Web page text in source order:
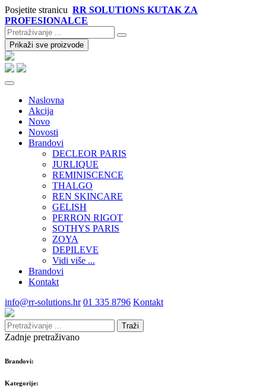
Posjetite stranicu RR SOLUTIONS KUTAK ZA
PROFESIONALCE
Prikaži sve proizvode
Naslovna
Akcija
Novo
Novosti
Brandovi
DECLEOR PARIS
JURLIQUE
REMINISCENCE
THALGO
REN SKINCARE
GELISH
PERRON RIGOT
SOTHYS PARIS
ZOYA
DEPILEVE
Vidi više ...
Brandovi
Kontakt
info@rr-solutions.hr 01 335 8796 Kontakt
Traži
Zadnje pretraživano
Brandovi:
Kategorije: